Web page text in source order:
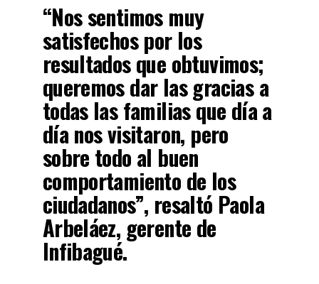
“Nos sentimos muy
satisfechos por los
resultados que obtuvimos;
queremos dar las gracias a
todas las familias que día a
día nos visitaron, pero
sobre todo al buen
comportamiento de los
ciudadanos”, resaltó Paola
Arbeláez, gerente de
Infibagué.